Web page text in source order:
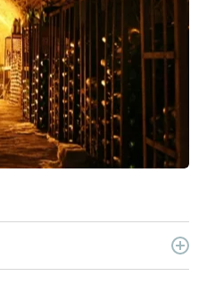
e spiegate passo passo.